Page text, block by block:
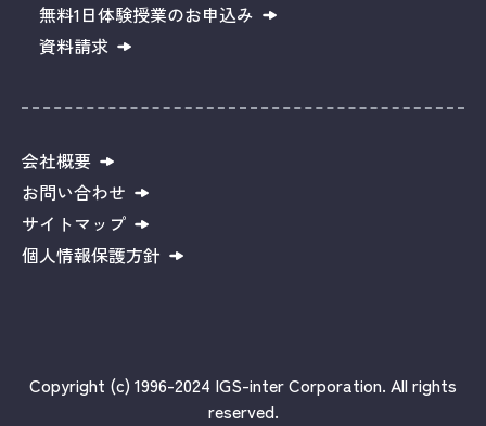
無料1日体験授業のお申込み
資料請求
会社概要
お問い合わせ
サイトマップ
個人情報保護方針
Copyright (c) 1996-2024 IGS-inter Corporation. All rights
reserved.